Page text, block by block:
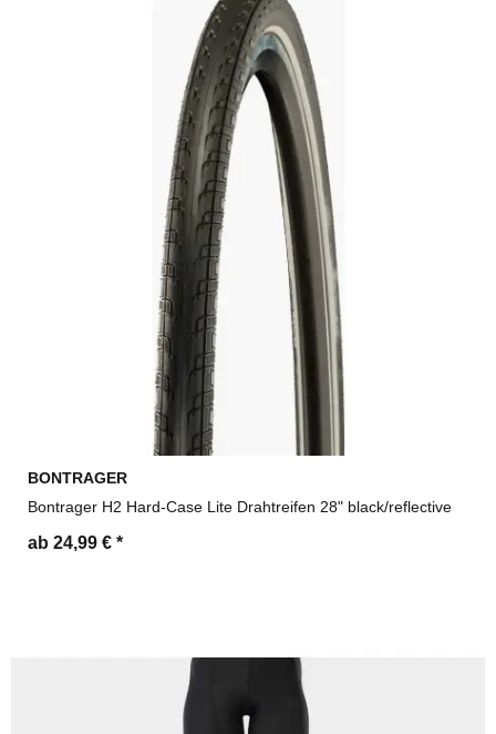
BONTRAGER
Bontrager H2 Hard-Case Lite Drahtreifen 28" black/reflective
ab 24,99 € *